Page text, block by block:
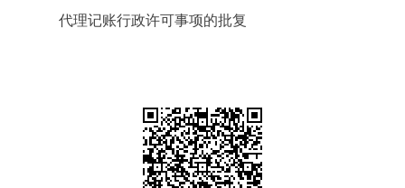
代理记账行政许可事项的批复